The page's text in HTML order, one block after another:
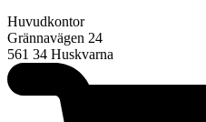
Huvudkontor
Grännavägen 24
561 34 Huskvarna